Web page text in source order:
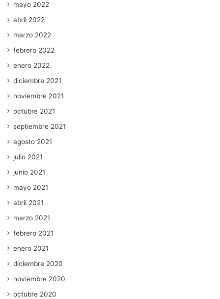
mayo 2022
abril 2022
marzo 2022
febrero 2022
enero 2022
diciembre 2021
noviembre 2021
octubre 2021
septiembre 2021
agosto 2021
julio 2021
junio 2021
mayo 2021
abril 2021
marzo 2021
febrero 2021
enero 2021
diciembre 2020
noviembre 2020
octubre 2020